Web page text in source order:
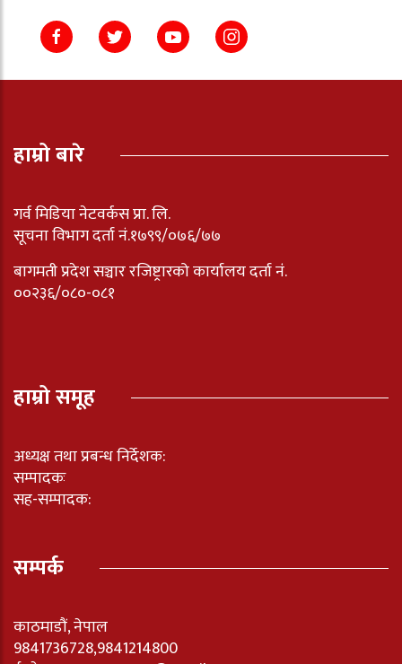
हाम्रो बारे
गर्व मिडिया नेटवर्कस प्रा. लि.
सूचना विभाग दर्ता नं.१७९९/०७६/७७
बागमती प्रदेश सञ्चार रजिष्ट्रारको कार्यालय दर्ता नंं.
००२३६/०८०-०८१
हाम्रो समूह
अध्यक्ष तथा प्रबन्ध निर्देशक:
सम्पादकः
सह-सम्पादक:
सम्पर्क
काठमाडौं, नेपाल
9841736728,9841214800